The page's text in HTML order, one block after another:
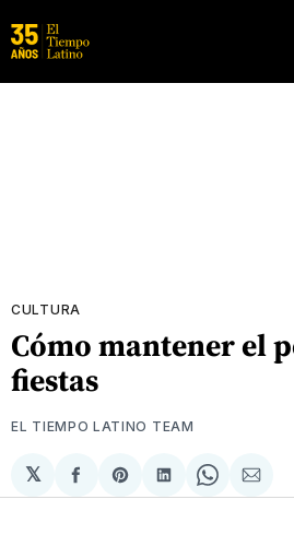
CULTURA
Cómo mantener el
fiestas
EL TIEMPO LATINO TEAM
𝕏
Compartir
en
Share
on
Compartir
en
Share
on
via